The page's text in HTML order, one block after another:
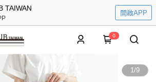
TAIWAN
開啟APP
0
1/9